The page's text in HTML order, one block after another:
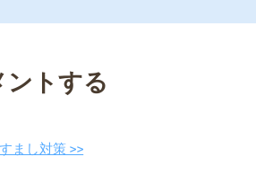
ントする
まし対策 >>